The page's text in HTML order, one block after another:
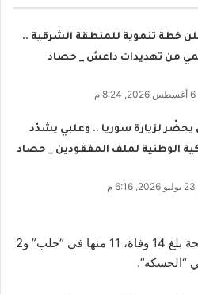
خطة تنموية للمنطقة الشرقية ..
من تهديدات داعش _ حصاد
م
لزيارة سوريا .. وعلبي يشدّد
الوطنية لملف المفقودين _ حصاد
عدد الوفيات وفقاً لبيانات الصحة بلغ 14 وفاة، 11 منها في “حلب” و2
“الحسكة”.